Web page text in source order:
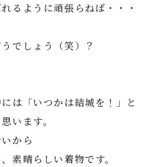
るように頑張らねば・・・
でしょう（笑）？
は「いつかは結城を！」と
います。
から
素晴らしい着物です。